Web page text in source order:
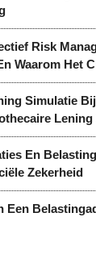
Risk
Waarom Het
Simulatie
Lening
En
Zekerheid
Een